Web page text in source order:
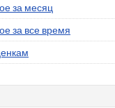
за месяц
за все время